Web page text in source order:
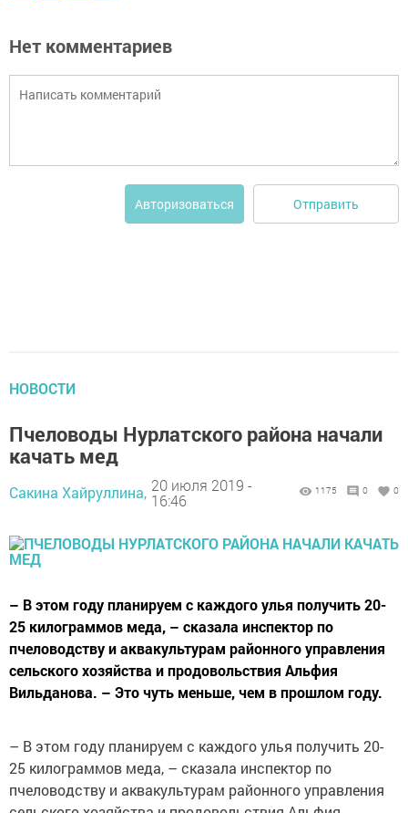
Нет комментариев
Авторизоваться Отправить
НОВОСТИ
Пчеловоды Нурлатского района начали
качать мед
Сакина Хайруллина, 20 июля 2019 -
16:46
1175 0 0
– В этом году планируем с каждого улья получить 20-
25 килограммов меда, – сказала инспектор по
пчеловодству и аквакультурам районного управления
сельского хозяйства и продовольствия Альфия
Вильданова. – Это чуть меньше, чем в прошлом году.
– В этом году планируем с каждого улья получить 20-
25 килограммов меда, – сказала инспектор по
пчеловодству и аквакультурам районного управления